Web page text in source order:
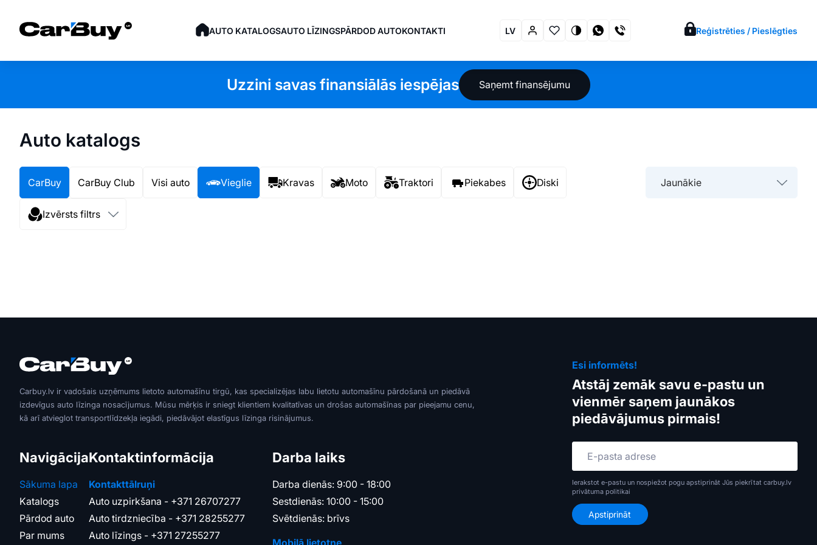
AUTO KATALOGSAUTO LĪZINGSPĀRDOD AUTOKONTAKTI LV Reģistrēties / Pieslēgties
Uzzini savas finansiālās iespējas Saņemt finansējumu
Auto katalogs
Jaunākie
CarBuy CarBuy Club Visi auto Vieglie Kravas Moto Traktori Piekabes Diski
Izvērsts filtrs
Carbuy.lv ir vadošais uzņēmums lietoto automašīnu tirgū, kas specializējas labu lietotu automašīnu pārdošanā un piedāvā
izdevīgus auto līzinga nosacījumus. Mūsu mērķis ir sniegt klientiem kvalitatīvas un drošas automašīnas par pieejamu cenu,
kā arī atvieglot transportlīdzekļa iegādi, piedāvājot elastīgus līzinga risinājumus.
Navigācija
Sākuma lapa
Katalogs
Pārdod auto
Par mums
Kontaktinformācija
Kontakttālruņi
Auto uzpirkšana - +371 26707277
Auto tirdzniecība - +371 28255277
Auto līzings - +371 27255277
Darba laiks
Darba dienās: 9:00 - 18:00
Sestdienās: 10:00 - 15:00
Svētdienās: brīvs
Mobilā lietotne
Esi informēts!
Atstāj zemāk savu e-pastu un
vienmēr saņem jaunākos
piedāvājumus pirmais!
Ierakstot e-pastu un nospiežot pogu apstiprināt Jūs piekrītat carbuy.lv
privātuma politikai